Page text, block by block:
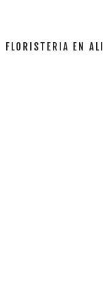
FLORISTERIA EN